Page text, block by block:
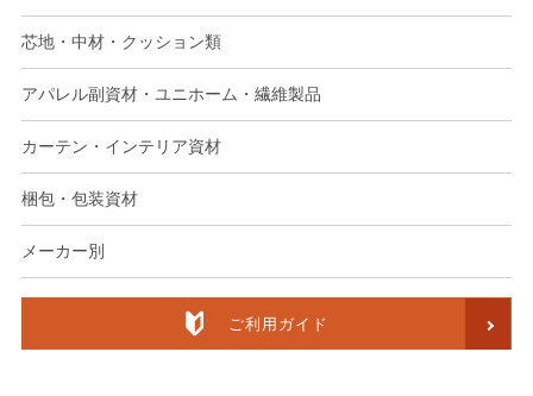
芯地・中材・クッション類
アパレル副資材・ユニホーム・繊維製品
カーテン・インテリア資材
梱包・包装資材
メーカー別
ご利用ガイド